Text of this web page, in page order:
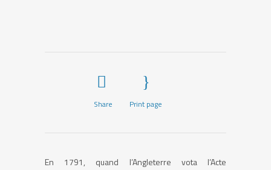
Share Print page
En 1791, quand l’Angleterre vota l’Acte